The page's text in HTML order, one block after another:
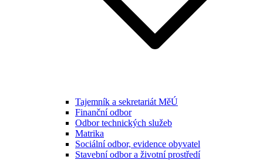
Tajemník a sekretariát MěÚ
Finanční odbor
Odbor technických služeb
Matrika
Sociální odbor, evidence obyvatel
Stavební odbor a životní prostředí